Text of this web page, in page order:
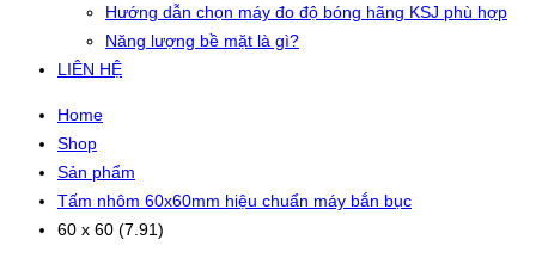
Hướng dẫn chọn máy đo độ bóng hãng KSJ phù hợp
Năng lượng bề mặt là gì?
LIÊN HỆ
Home
Shop
Sản phẩm
Tấm nhôm 60x60mm hiệu chuẩn máy bắn bục
60 x 60 (7.91)